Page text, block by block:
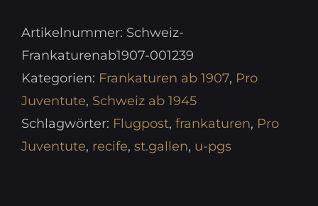
Artikelnummer: Schweiz-
Frankaturenab1907-001239
Kategorien: Frankaturen ab 1907, Pro
Juventute, Schweiz ab 1945
Schlagwörter: Flugpost, frankaturen, Pro
Juventute, recife, st.gallen, u-pgs